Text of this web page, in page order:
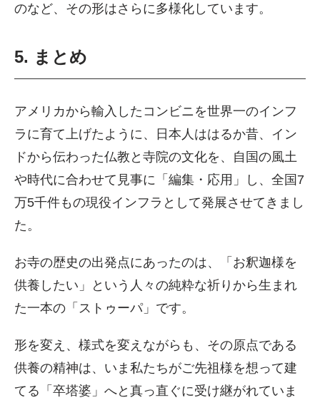
のなど、その形はさらに多様化しています。
5. まとめ
アメリカから輸入したコンビニを世界一のインフ
ラに育て上げたように、日本人ははるか昔、イン
ドから伝わった仏教と寺院の文化を、自国の風土
や時代に合わせて見事に「編集・応用」し、全国7
万5千件もの現役インフラとして発展させてきまし
た。
お寺の歴史の出発点にあったのは、「お釈迦様を
供養したい」という人々の純粋な祈りから生まれ
た一本の「ストゥーパ」です。
形を変え、様式を変えながらも、その原点である
供養の精神は、いま私たちがご先祖様を想って建
てる「卒塔婆」へと真っ直ぐに受け継がれていま